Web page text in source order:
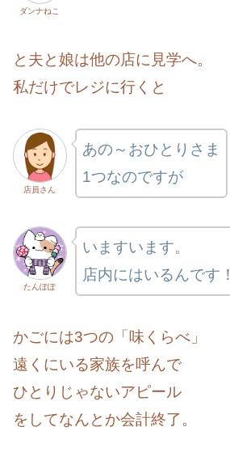
ダンナねこ
と夫と娘は他の店に見学へ。
私だけでレジに行くと
店員さん
あの～おひとりさま
1つなのですが
たんぽぽ
いますいます。
店内にはいるんです！
かごには3つの「味くらべ」
遠くにいる家族を呼んで
ひとりじゃないアピール
をしてなんとか会計終了。